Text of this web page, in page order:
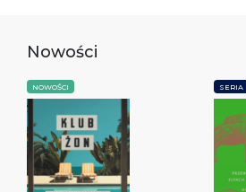
Nowości
NOWOŚCI SERIA